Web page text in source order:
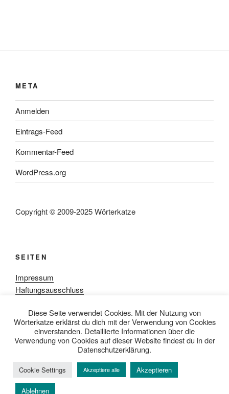
META
Anmelden
Eintrags-Feed
Kommentar-Feed
WordPress.org
Copyright © 2009-2025 Wörterkatze
SEITEN
Impressum
Haftungsausschluss
Rezensionpolitik
Bewertungsschema
Media-Kit
Datenschutzerklärung
Diese Seite verwendet Cookies. Mit der Nutzung von
Wörterkatze erklärst du dich mit der Verwendung von Cookies
einverstanden. Detaillierte Informationen über die
Verwendung von Cookies auf dieser Website findest du in der
Datenschutzerklärung.
Cookie Settings Akzeptiere alle Akzeptieren
Ablehnen